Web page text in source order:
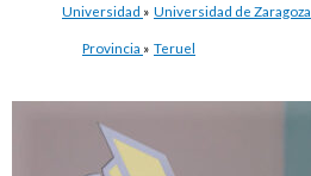
Universidad » Universidad de Zaragoza
Provincia » Teruel